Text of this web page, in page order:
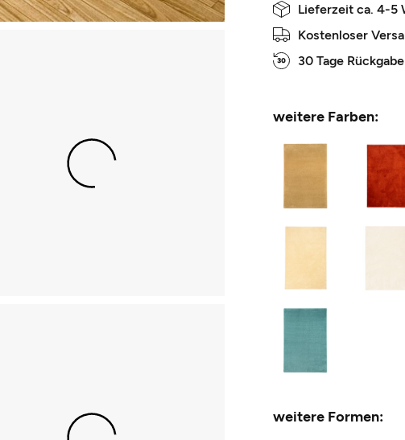
Lieferzeit ca. 4-5
Kostenloser
30 Tage
weitere Farben:
weitere Formen: